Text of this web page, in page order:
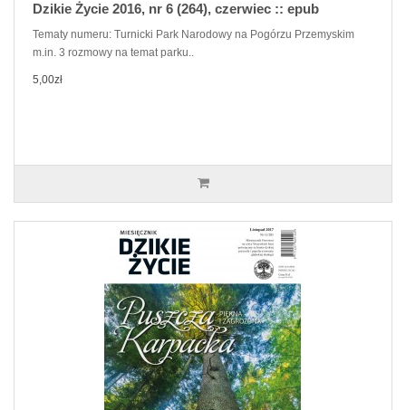
Dzikie Życie 2016, nr 6 (264), czerwiec :: epub
Tematy numeru: Turnicki Park Narodowy na Pogórzu Przemyskim
m.in. 3 rozmowy na temat parku..
5,00zł